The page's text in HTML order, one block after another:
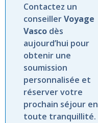
Contactez un
conseillerVoyage
Vascodès
aujourd’hui pour
obtenir une
soumission
personnalisée et
réserver votre
prochain séjour en
toute tranquillité.